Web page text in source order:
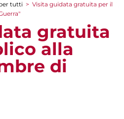
tutti > Visita guidata gratuita per il
gratuita
alla
di